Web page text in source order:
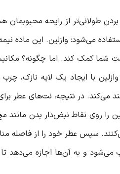
طولانی‌تر از رایحه محبوبمان
می‌شود: وازلین. این ماده
شما کمک کند. اما چگونه؟
می‌کند. در نتیجه، نت‌های عطر
را روی نقاط نبض‌دار بدن
سپس عطر خود را از فاصله
و به آن‌ها اجازه می‌دهد تا